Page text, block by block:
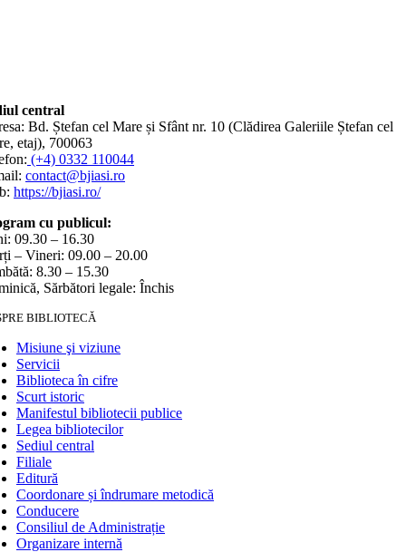
central
Bd. Ștefan cel Mare și Sfânt nr. 10 (Clădirea Galeriile Ștefan cel
etaj), 700063
(+4) 0332 110044
contact@bjiasi.ro
https://bjiasi.ro/
cu publicul:
09.30 – 16.30
– Vineri: 09.00 – 20.00
8.30 – 15.30
Sărbători legale: Închis
BIBLIOTECĂ
Misiune şi viziune
Servicii
Biblioteca în cifre
Scurt istoric
Manifestul bibliotecii publice
Legea bibliotecilor
Sediul central
Filiale
Editură
Coordonare și îndrumare metodică
Conducere
Consiliul de Administrație
Organizare internă